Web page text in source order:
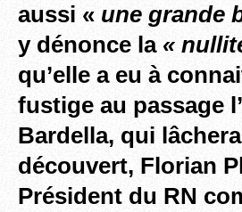
aussi « une grande
y dénonce la «
qu’elle a eu à
fustige au passage
Bardella, qui
découvert, Florian
Président du RN